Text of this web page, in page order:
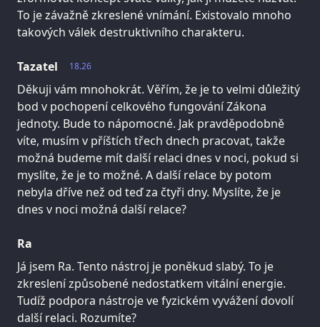
To je závažně zkreslené vnímání. Existovalo mnoho
takových válek destruktivního charakteru.
18.26
Tazatel
Děkuji vám mnohokrát. Věřím, že je to velmi důležitý
bod v pochopení celkového fungování Zákona
jednoty. Bude to nápomocné. Jak pravděpodobně
víte, musím v příštích třech dnech pracovat, takže
možná budeme mít další relaci dnes v noci, pokud si
myslíte, že je to možné. A další relace by potom
nebyla dříve než od teď za čtyři dny. Myslíte, že je
dnes v noci možná další relace?
Ra
Já jsem Ra. Tento nástroj je poněkud slabý. To je
zkreslení způsobené nedostatkem vitální energie.
Tudíž podpora nástroje ve fyzickém vyvážení dovolí
další relaci. Rozumíte?